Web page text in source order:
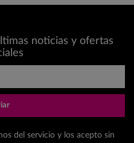
noticias y ofertas
del servicio y los acepto sin